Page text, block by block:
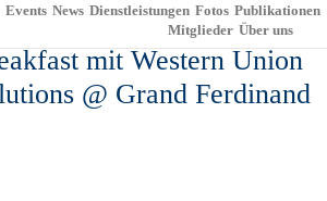
Events News Dienstleistungen Fotos Publikationen
Mitglieder Über uns
mit Western Union
@ Grand Ferdinand